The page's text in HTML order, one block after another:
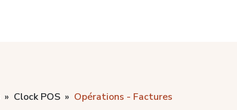
Clock POS Opérations - Factures